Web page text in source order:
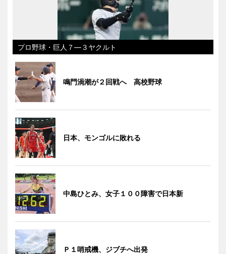
プロ野球・巨人７―３ヤクルト
鳴門渦潮が２回戦へ 高校野球
日本、モンゴルに敗れる
中島ひとみ、女子１００障害で日本新
Ｐ１哨戒機、ジブチへ出発